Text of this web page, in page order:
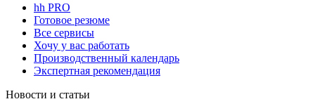
hh PRO
Готовое резюме
Все сервисы
Хочу у вас работать
Производственный календарь
Экспертная рекомендация
Новости и статьи